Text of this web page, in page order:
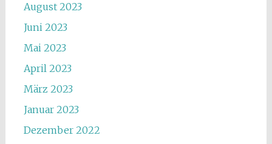
August 2023
Juni 2023
Mai 2023
April 2023
März 2023
Januar 2023
Dezember 2022